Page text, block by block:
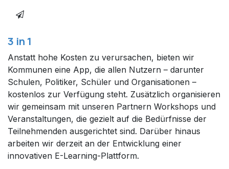
3 in 1
Anstatt hohe Kosten zu verursachen, bieten wir
Kommunen eine App, die allen Nutzern – darunter
Schulen, Politiker, Schüler und Organisationen –
kostenlos zur Verfügung steht. Zusätzlich organisieren
wir gemeinsam mit unseren Partnern Workshops und
Veranstaltungen, die gezielt auf die Bedürfnisse der
Teilnehmenden ausgerichtet sind. Darüber hinaus
arbeiten wir derzeit an der Entwicklung einer
innovativen E-Learning-Plattform.